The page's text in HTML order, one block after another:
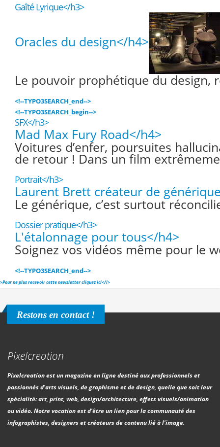
Gaîté Lyrique</h3>
Oracles du design</h4>
Le pouvoir prophétique du design,
<!--TYPO3SEARCH_end-->
<!--TYPO3SEARCH_begin-->
SFX</h3>
Mad Max Fury Road</h4>
Voitures d’enfer, poursuites
de retour ! Dans un film
Portrait</h3>
Laurent Brett créateur de
Le générique, c’est surtout
Dossier pratique</h3>
L'étalonnage pour tous</h4>
Soignez vos vidéos même pour le
<!--TYPO3SEARCH_end-->
>Pour ne plus recevoir cette newsletter cliquez ici</i>
Restons en contact !
Pixelcreation
Pixelcreation est un magazine en ligne destiné aux professionnels et
passionnés d'arts visuels, de graphisme et de design, quelle que soit leur
spécialité: art, print, web, design/architecture, effets visuels/animation
ou vidéo. Notre vocation est d'être un lien pour la communauté des
infographistes, designers et créateurs de contenu lié à l'image.